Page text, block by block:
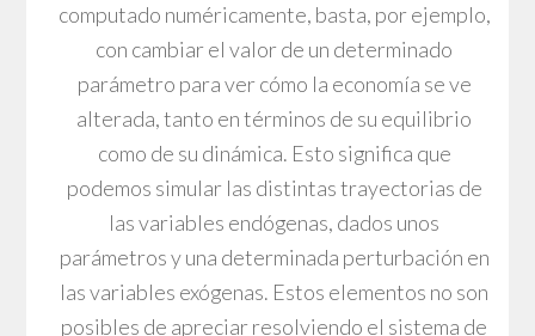
computado numéricamente, basta, por ejemplo,
con cambiar el valor de un determinado
parámetro para ver cómo la economía se ve
alterada, tanto en términos de su equilibrio
como de su dinámica. Esto significa que
podemos simular las distintas trayectorias de
las variables endógenas, dados unos
parámetros y una determinada perturbación en
las variables exógenas. Estos elementos no son
posibles de apreciar resolviendo el sistema de